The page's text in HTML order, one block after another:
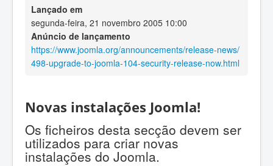
Lançado em
segunda-feira, 21 novembro 2005 10:00
Anúncio de lançamento
https://www.joomla.org/announcements/release-news/
498-upgrade-to-joomla-104-security-release-now.html
Novas instalações Joomla!
Os ficheiros desta secção devem ser
utilizados para criar novas
instalações do Joomla.